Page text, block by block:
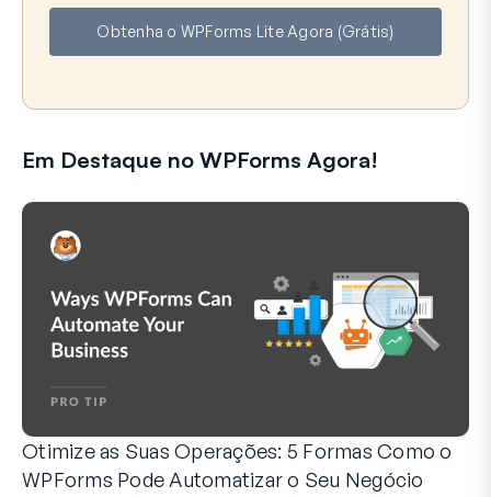
e
i
Obtenha o WPForms Lite Agora (Grátis)
Em Destaque no WPForms Agora!
Otimize as Suas Operações: 5 Formas Como o
WPForms Pode Automatizar o Seu Negócio